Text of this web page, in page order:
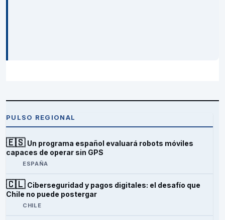
PULSO REGIONAL
🇪🇸 Un programa español evaluará robots móviles
capaces de operar sin GPS
ESPAÑA
🇨🇱 Ciberseguridad y pagos digitales: el desafío que
Chile no puede postergar
CHILE